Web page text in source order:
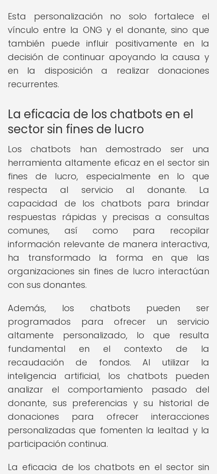
Esta personalización no solo fortalece el
vínculo entre la ONG y el donante, sino que
también puede influir positivamente en la
decisión de continuar apoyando la causa y
en la disposición a realizar donaciones
recurrentes.
La eficacia de los chatbots en el
sector sin fines de lucro
Los chatbots han demostrado ser una
herramienta altamente eficaz en el sector sin
fines de lucro, especialmente en lo que
respecta al servicio al donante. La
capacidad de los chatbots para brindar
respuestas rápidas y precisas a consultas
comunes, así como para recopilar
información relevante de manera interactiva,
ha transformado la forma en que las
organizaciones sin fines de lucro interactúan
con sus donantes.
Además, los chatbots pueden ser
programados para ofrecer un servicio
altamente personalizado, lo que resulta
fundamental en el contexto de la
recaudación de fondos. Al utilizar la
inteligencia artificial, los chatbots pueden
analizar el comportamiento pasado del
donante, sus preferencias y su historial de
donaciones para ofrecer interacciones
personalizadas que fomenten la lealtad y la
participación continua.
La eficacia de los chatbots en el sector sin